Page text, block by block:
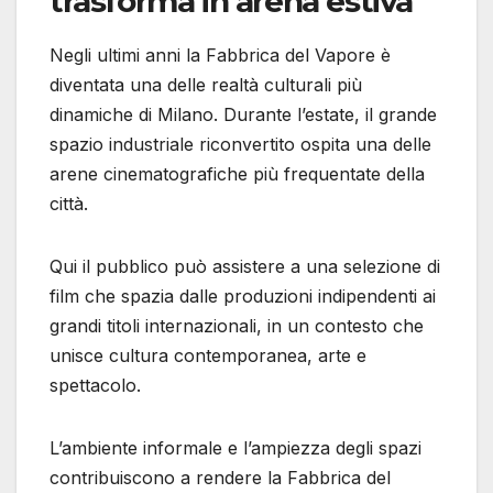
Negli ultimi anni la Fabbrica del Vapore è
diventata una delle realtà culturali più
dinamiche di Milano. Durante l’estate, il grande
spazio industriale riconvertito ospita una delle
arene cinematografiche più frequentate della
città.
Qui il pubblico può assistere a una selezione di
film che spazia dalle produzioni indipendenti ai
grandi titoli internazionali, in un contesto che
unisce cultura contemporanea, arte e
spettacolo.
L’ambiente informale e l’ampiezza degli spazi
contribuiscono a rendere la Fabbrica del